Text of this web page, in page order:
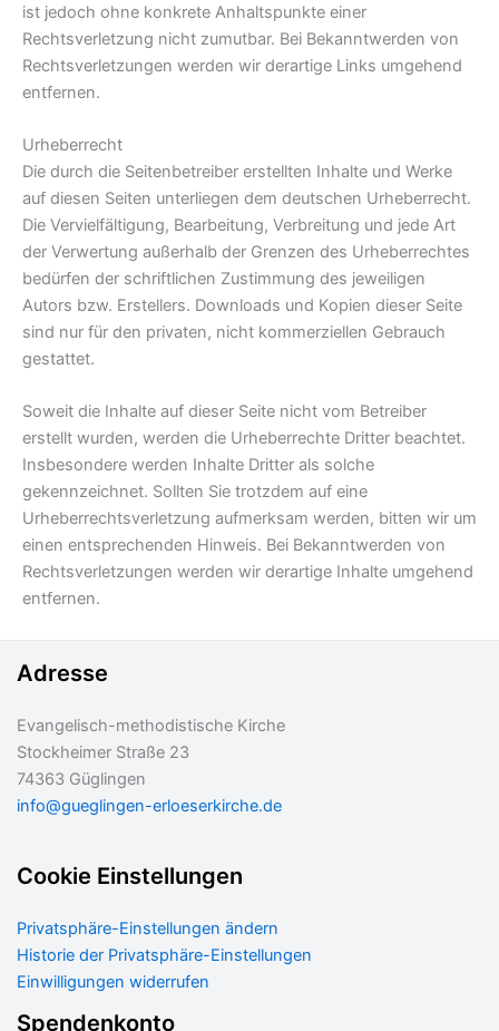
ist jedoch ohne konkrete Anhaltspunkte einer
Rechtsverletzung nicht zumutbar. Bei Bekanntwerden von
Rechtsverletzungen werden wir derartige Links umgehend
entfernen.
Urheberrecht
Die durch die Seitenbetreiber erstellten Inhalte und Werke
auf diesen Seiten unterliegen dem deutschen Urheberrecht.
Die Vervielfältigung, Bearbeitung, Verbreitung und jede Art
der Verwertung außerhalb der Grenzen des Urheberrechtes
bedürfen der schriftlichen Zustimmung des jeweiligen
Autors bzw. Erstellers. Downloads und Kopien dieser Seite
sind nur für den privaten, nicht kommerziellen Gebrauch
gestattet.
Soweit die Inhalte auf dieser Seite nicht vom Betreiber
erstellt wurden, werden die Urheberrechte Dritter beachtet.
Insbesondere werden Inhalte Dritter als solche
gekennzeichnet. Sollten Sie trotzdem auf eine
Urheberrechtsverletzung aufmerksam werden, bitten wir um
einen entsprechenden Hinweis. Bei Bekanntwerden von
Rechtsverletzungen werden wir derartige Inhalte umgehend
entfernen.
Adresse
Evangelisch-methodistische Kirche
Stockheimer Straße 23
74363 Güglingen
info@gueglingen-erloeserkirche.de
Cookie Einstellungen
Privatsphäre-Einstellungen ändern
Historie der Privatsphäre-Einstellungen
Einwilligungen widerrufen
Spendenkonto